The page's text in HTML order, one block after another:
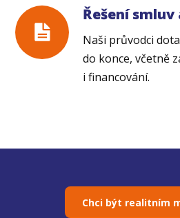
Řešení
Naši průvodci
do konce, včetně
i financování.
Chci být realitním